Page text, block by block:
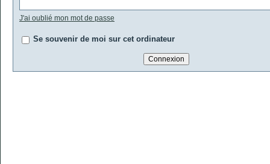
J'ai oublié mon mot de passe
Se souvenir de moi sur cet ordinateur